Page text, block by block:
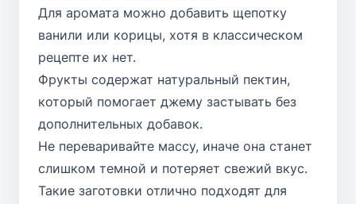
Для аромата можно добавить щепотку
ванили или корицы, хотя в классическом
рецепте их нет.
Фрукты содержат натуральный пектин,
который помогает джему застывать без
дополнительных добавок.
Не переваривайте массу, иначе она станет
слишком темной и потеряет свежий вкус.
Такие заготовки отлично подходят для